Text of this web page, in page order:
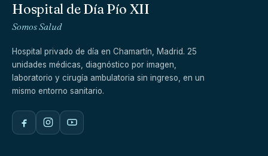
Hospital de Día Pío XII
Somos Salud
Hospital privado de día en Chamartín, Madrid. 25
unidades médicas, diagnóstico por imagen,
laboratorio y cirugía ambulatoria sin ingreso, en un
mismo entorno sanitario.